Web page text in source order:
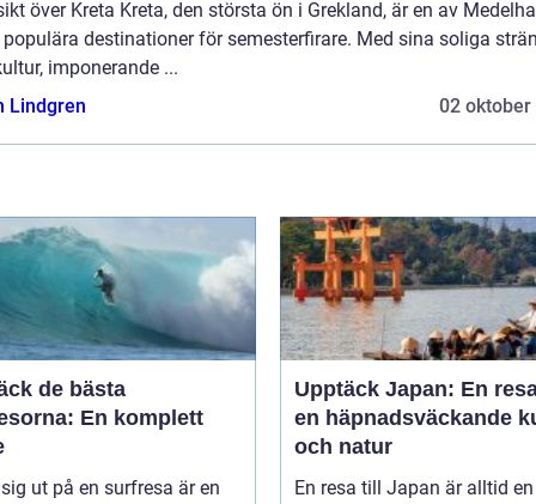
över Kreta Kreta, den största ön i Grekland, är en av
destinationer för semesterfirare. Med sina soliga
imponerande ...
Lindgren
02 oktober
de bästa
En komplett
ut på en surfresa är en
Upptäck Japan: En
en häpnadsväckande
och natur
En resa till Japan är alltid